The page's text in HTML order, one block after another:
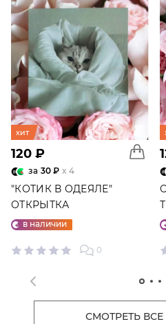
хит
120 ₽
за 30 ₽ x 4
"КОТИК В ОДЕЯЛЕ"
ОТКРЫТКА
в наличии
0
СМОТРЕТЬ